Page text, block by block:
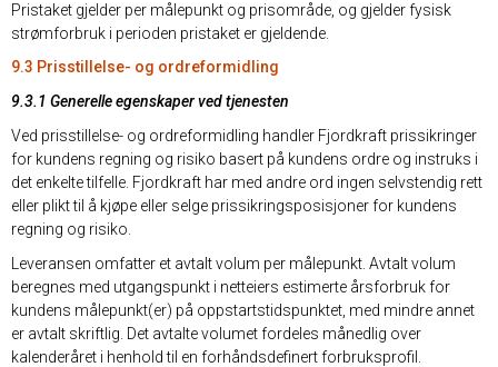
Pristaket gjelder per målepunkt og prisområde, og gjelder fysisk
strømforbruk i perioden pristaket er gjeldende.
9.3 Prisstillelse- og ordreformidling
9.3.1 Generelle egenskaper ved tjenesten
Ved prisstillelse- og ordreformidling handler Fjordkraft prissikringer
for kundens regning og risiko basert på kundens ordre og instruks i
det enkelte tilfelle. Fjordkraft har med andre ord ingen selvstendig rett
eller plikt til å kjøpe eller selge prissikringsposisjoner for kundens
regning og risiko.
Leveransen omfatter et avtalt volum per målepunkt. Avtalt volum
beregnes med utgangspunkt i netteiers estimerte årsforbruk for
kundens målepunkt(er) på oppstartstidspunktet, med mindre annet
er avtalt skriftlig. Det avtalte volumet fordeles månedlig over
kalenderåret i henhold til en forhåndsdefinert forbruksprofil.